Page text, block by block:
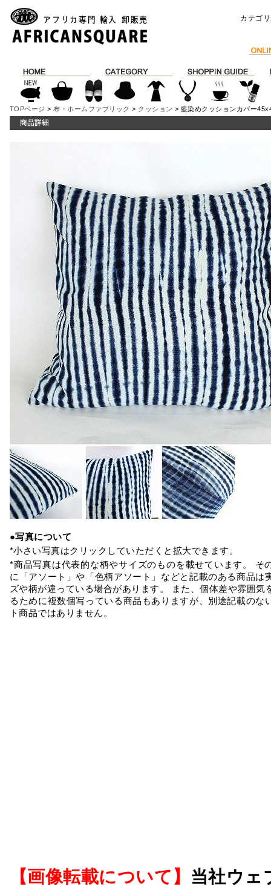
カテゴ
TOPページ >布・ホームファブリック > クッション > 藍染めクッションカバー
●写真について
*小さい写真はクリックしていただくと拡大できます。
*商品写真は代表的な柄やサイズのものを載せています。 そ
に「アソート」や「色柄アソート」などと記載のある商品は
ズや柄が違っている場合があります。 また、個体差や雰囲気
るために複数個写っている商品もありますが、別途記載のな
ト商品ではありません。
【画像転載について】 当社ウェ